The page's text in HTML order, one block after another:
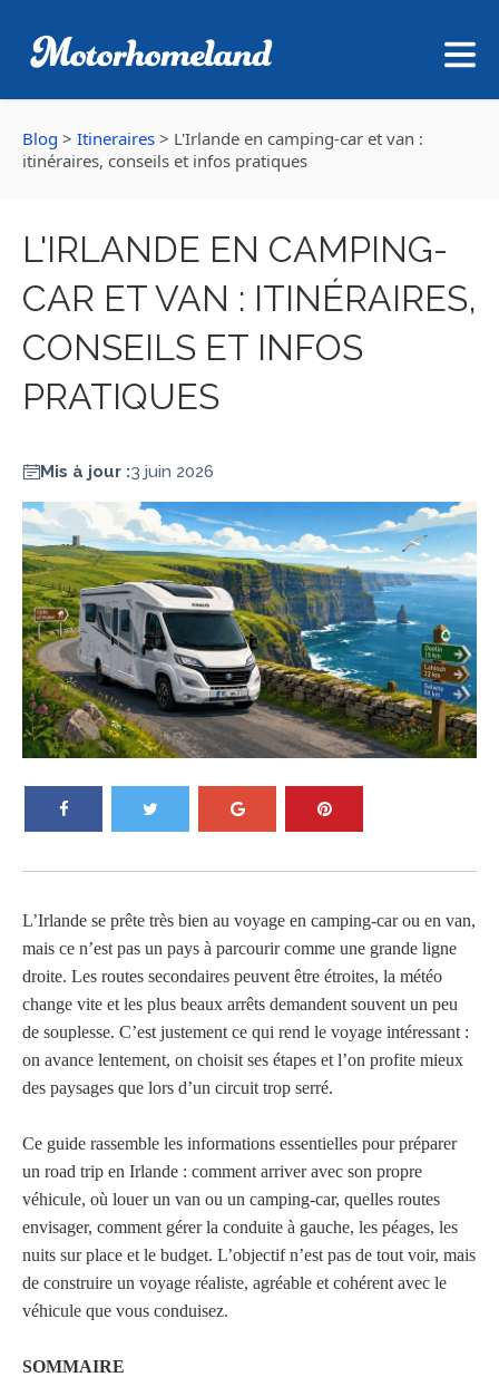
Blog > Itineraires > L'Irlande en camping-car et van :
itinéraires, conseils et infos pratiques
L'IRLANDE EN CAMPING-
CAR ET VAN : ITINÉRAIRES,
CONSEILS ET INFOS
PRATIQUES
Mis à jour :3 juin 2026
L’Irlande se prête très bien au voyage en camping-car ou en van,
mais ce n’est pas un pays à parcourir comme une grande ligne
droite. Les routes secondaires peuvent être étroites, la météo
change vite et les plus beaux arrêts demandent souvent un peu
de souplesse. C’est justement ce qui rend le voyage intéressant :
on avance lentement, on choisit ses étapes et l’on profite mieux
des paysages que lors d’un circuit trop serré.
Ce guide rassemble les informations essentielles pour préparer
un road trip en Irlande : comment arriver avec son propre
véhicule, où louer un van ou un camping-car, quelles routes
envisager, comment gérer la conduite à gauche, les péages, les
nuits sur place et le budget. L’objectif n’est pas de tout voir, mais
de construire un voyage réaliste, agréable et cohérent avec le
véhicule que vous conduisez.
SOMMAIRE